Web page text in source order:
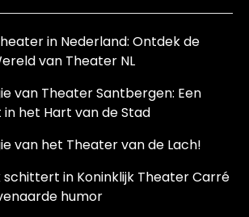
in Nederland: Ontdek de
van Theater NL
van Theater Santbergen: Een
het Hart van de Stad
van het Theater van de Lach!
schittert in Koninklijk Theater Carré
humor